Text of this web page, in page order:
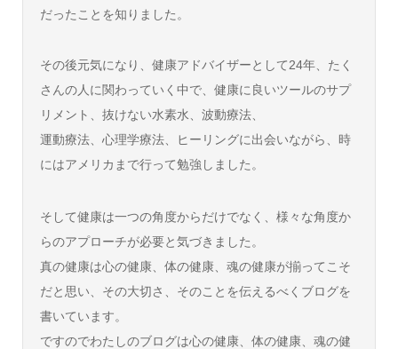
だったことを知りました。
その後元気になり、健康アドバイザーとして24年、たく
さんの人に関わっていく中で、健康に良いツールのサプ
リメント、抜けない水素水、波動療法、
運動療法、心理学療法、ヒーリングに出会いながら、時
にはアメリカまで行って勉強しました。
そして健康は一つの角度からだけでなく、様々な角度か
らのアプローチが必要と気づきました。
真の健康は心の健康、体の健康、魂の健康が揃ってこそ
だと思い、その大切さ、そのことを伝えるべくブログを
書いています。
ですのでわたしのブログは心の健康、体の健康、魂の健